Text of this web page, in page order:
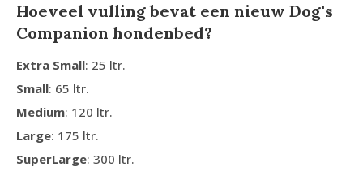
Hoeveel vulling bevat een nieuw Dog's
Companion hondenbed?
Extra Small: 25 ltr.
Small: 65 ltr.
Medium: 120 ltr.
Large: 175 ltr.
SuperLarge: 300 ltr.